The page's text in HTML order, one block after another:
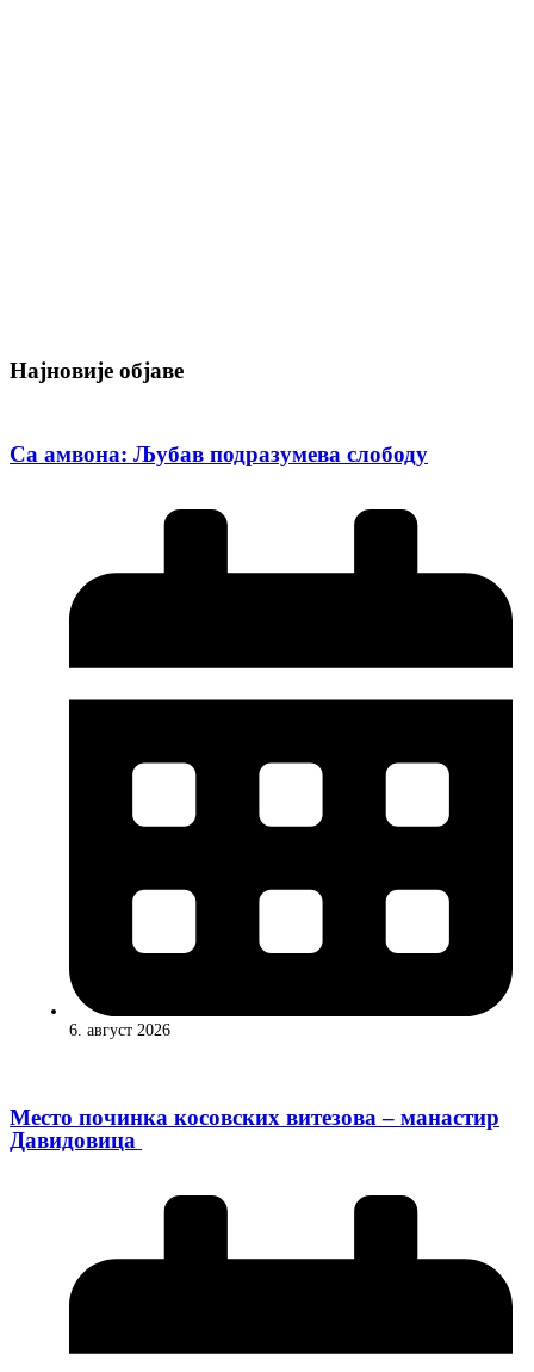
Најновије објаве
Са амвона: Љубав подразумева слободу
6. август 2026
Место починка косовских витезова – манастир
Давидовица